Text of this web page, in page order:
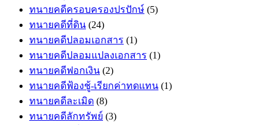
ทนายคดีครอบครองปรปักษ์ (5)
ทนายคดีที่ดิน (24)
ทนายคดีปลอมเอกสาร (1)
ทนายคดีปลอมแปลงเอกสาร (1)
ทนายคดีฟอกเงิน (2)
ทนายคดีฟ้องชู้-เรียกค่าทดแทน (1)
ทนายคดีละเมิด (8)
ทนายคดีลักทรัพย์ (3)